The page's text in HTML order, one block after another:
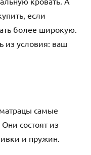
если
более широкую.
из условия: ваш
самые
состоят из
и пружин.